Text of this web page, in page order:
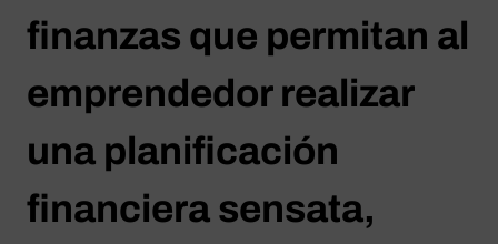
finanzas que permitan al
emprendedor realizar
una planificación
financiera sensata,